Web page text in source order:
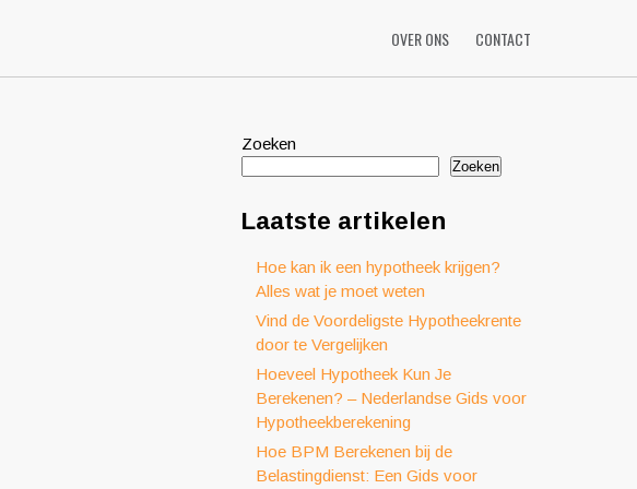
OVER ONS CONTACT
Zoeken
Zoeken
Laatste artikelen
Hoe kan ik een hypotheek krijgen?
Alles wat je moet weten
Vind de Voordeligste Hypotheekrente
door te Vergelijken
Hoeveel Hypotheek Kun Je
Berekenen? – Nederlandse Gids voor
Hypotheekberekening
Hoe BPM Berekenen bij de
Belastingdienst: Een Gids voor